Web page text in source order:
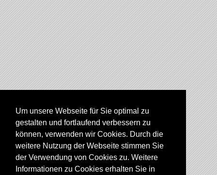
Um unsere Webseite für Sie optimal zu
gestalten und fortlaufend verbessern zu
können, verwenden wir Cookies. Durch die
weitere Nutzung der Webseite stimmen Sie
der Verwendung von Cookies zu. Weitere
Informationen zu Cookies erhalten Sie in